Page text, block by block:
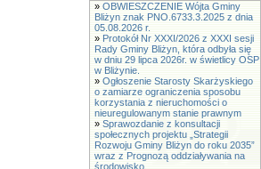
» OBWIESZCZENIE Wójta Gminy
Bliżyn znak PNO.6733.3.2025 z dnia
05.08.2026 r.
» Protokół Nr XXXI/2026 z XXXI sesji
Rady Gminy Bliżyn, która odbyła się
w dniu 29 lipca 2026r. w świetlicy OSP
w Bliżynie.
» Ogłoszenie Starosty Skarżyskiego
o zamiarze ograniczenia sposobu
korzystania z nieruchomości o
nieuregulowanym stanie prawnym
» Sprawozdanie z konsultacji
społecznych projektu „Strategii
Rozwoju Gminy Bliżyn do roku 2035”
wraz z Prognozą oddziaływania na
środowisko.